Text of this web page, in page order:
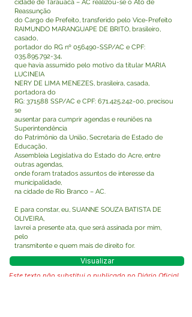
cidade de Tarauacá – AC realizou-se o Ato de
Reassunção
do Cargo de Prefeito, transferido pelo Vice-Prefeito
RAIMUNDO MARANGUAPE DE BRITO, brasileiro,
casado,
portador do RG nº 056490-SSP/AC e CPF:
035.895.792-34,
que havia assumido pelo motivo da titular MARIA
LUCINEIA
NERY DE LIMA MENEZES, brasileira, casada,
portadora do
RG: 371588 SSP/AC e CPF: 671.425.242-00, precisou
se
ausentar para cumprir agendas e reuniões na
Superintendência
do Patrimônio da União, Secretaria de Estado de
Educação,
Assembleia Legislativa do Estado do Acre, entre
outras agendas,
onde foram tratados assuntos de interesse da
municipalidade,
na cidade de Rio Branco – AC.
E para constar, eu, SUANNE SOUZA BATISTA DE
OLIVEIRA,
lavrei a presente ata, que será assinada por mim,
pelo
transmitente e quem mais de direito for.
Visualizar
Este texto não substitui o publicado no Diário Oficial,